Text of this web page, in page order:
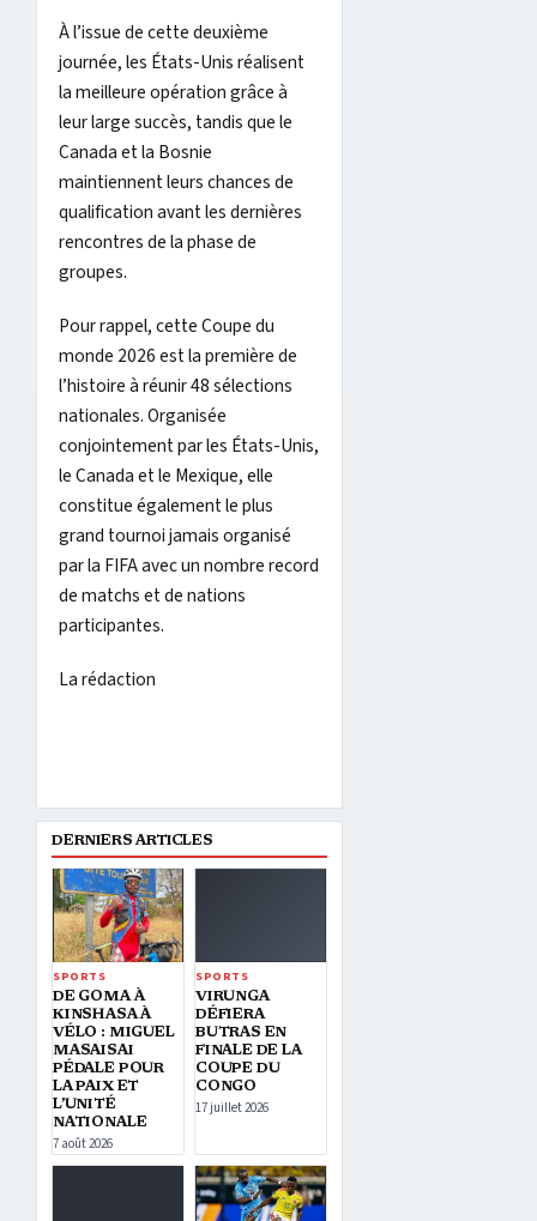
À l’issue de cette deuxième
journée, les États-Unis réalisent
la meilleure opération grâce à
leur large succès, tandis que le
Canada et la Bosnie
maintiennent leurs chances de
qualification avant les dernières
rencontres de la phase de
groupes.
Pour rappel, cette Coupe du
monde 2026 est la première de
l’histoire à réunir 48 sélections
nationales. Organisée
conjointement par les États-Unis,
le Canada et le Mexique, elle
constitue également le plus
grand tournoi jamais organisé
par la FIFA avec un nombre record
de matchs et de nations
participantes.
La rédaction
DERNIERS ARTICLES
SPORTS
DE GOMA À
KINSHASA À
VÉLO : MIGUEL
MASAISAI
PÉDALE POUR
LA PAIX ET
L’UNITÉ
NATIONALE
7 août 2026
SPORTS
VIRUNGA
DÉFIERA
BUTRAS EN
FINALE DE LA
COUPE DU
CONGO
17 juillet 2026